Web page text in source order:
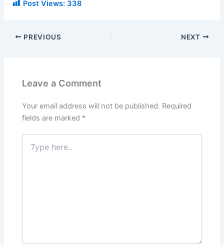
Post Views: 338
PREVIOUS NEXT
Leave a Comment
Your email address will not be published. Required
fields are marked *
here..